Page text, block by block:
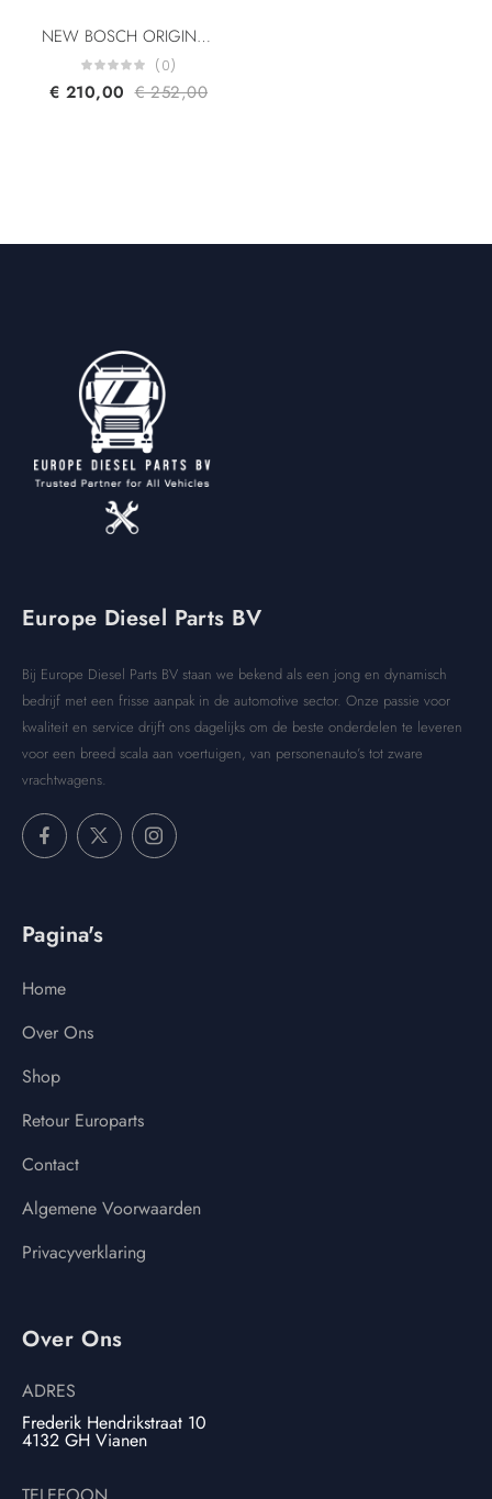
NEW BOSCH ORIGINAL 0445110351 552198861723813 BS51-9F593-AA 95517513 1980 EQ Fiat Ford Alfa Romeo Lancia Suzuki Opel CR Diesel Injector 1.3L
(0)
€ 210,00 €252,00
Europe Diesel Parts BV
Bij Europe Diesel Parts BV staan we bekend als een jong en dynamisch
bedrijf met een frisse aanpak in de automotive sector. Onze passie voor
kwaliteit en service drijft ons dagelijks om de beste onderdelen te leveren
voor een breed scala aan voertuigen, van personenauto’s tot zware
vrachtwagens.
Pagina's
Home
Over Ons
Shop
Retour Europarts
Contact
Algemene Voorwaarden
Privacyverklaring
Over Ons
ADRES
Frederik Hendrikstraat 10
4132 GH Vianen